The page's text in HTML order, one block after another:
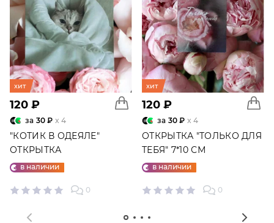
хит
120 ₽
за 30 ₽ x 4
"КОТИК В ОДЕЯЛЕ"
ОТКРЫТКА
в наличии
0
хит
120 ₽
за 30 ₽ x 4
ОТКРЫТКА "ТОЛЬКО ДЛЯ
ТЕБЯ" 7*10 СМ
в наличии
0